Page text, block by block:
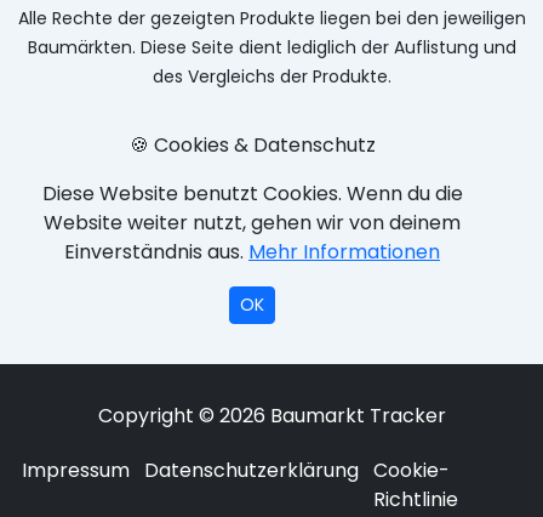
Alle Rechte der gezeigten Produkte liegen bei den jeweiligen
Baumärkten. Diese Seite dient lediglich der Auflistung und
des Vergleichs der Produkte.
🍪 Cookies & Datenschutz
Diese Website benutzt Cookies. Wenn du die
Website weiter nutzt, gehen wir von deinem
Einverständnis aus. Mehr Informationen
OK
Copyright © 2026 Baumarkt Tracker
Impressum Datenschutzerklärung Cookie-
Richtlinie